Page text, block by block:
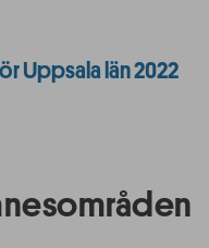
Uppsala län 2022